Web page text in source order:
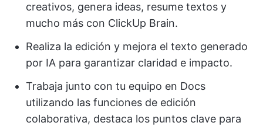
creativos, genera ideas, resume textos y
mucho más con ClickUp Brain.
Realiza la edición y mejora el texto generado
por IA para garantizar claridad e impacto.
Trabaja junto con tu equipo en Docs
utilizando las funciones de edición
colaborativa, destaca los puntos clave para